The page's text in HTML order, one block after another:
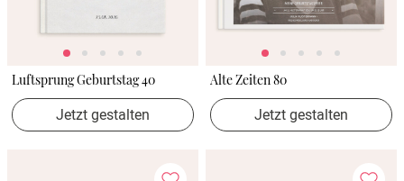
Luftsprung Geburtstag 40
Jetzt gestalten
Alte Zeiten 80
Jetzt gestalten